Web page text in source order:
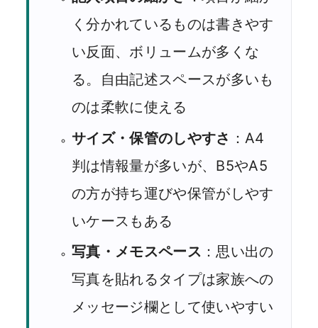
く分かれているものは書きやす
い反面、ボリュームが多くな
る。自由記述スペースが多いも
のは柔軟に使える
サイズ・保管のしやすさ ：A4
判は情報量が多いが、B5やA5
の方が持ち運びや保管がしやす
いケースもある
写真・メモスペース ：思い出の
写真を貼れるタイプは家族への
メッセージ欄として使いやすい